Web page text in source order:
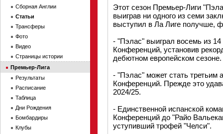
Этот сезон Премьер-Лиги
выиграв ни одного из семи
выступил в Ла Лиге получше,
- "Пэлас" выиграл восемь из
Конференций, установив
дебютном европейском сезоне.
- "Пэлас" может стать третьим
Конференций. Прежде это
2024/25.
- Единственной испанской
Конференций до "Райо
уступивший трофей "Челси".
Сборная Англии
Статьи
Трансферы
Фото
Видео
Страницы истории
Премьер-Лига
Результаты
Расписание
Таблица
Дни Рождения
Бомбардиры
Клубы